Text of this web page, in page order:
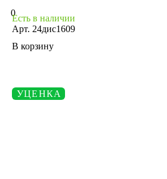
0
Есть в наличии
Арт. 24дис1609
В корзину
УЦЕНКА